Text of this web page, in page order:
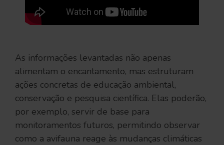
As informações levantadas não apenas
alimentam o encantamento, mas estruturam
ações concretas de educação ambiental,
conservação e pesquisa científica. Elas poderão,
por exemplo, servir de base para
monitoramentos futuros, permitindo observar
como a avifauna reage às mudanças climáticas